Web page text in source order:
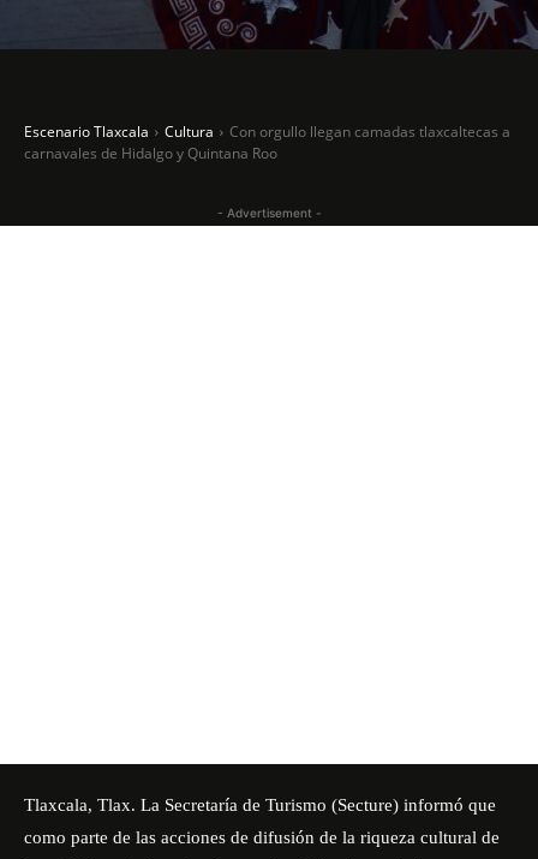
Escenario Tlaxcala Cultura
Con orgullo llegan camadas tlaxcaltecas a
carnavales de Hidalgo y Quintana Roo
- Advertisement -
Tlaxcala, Tlax. La Secretaría de Turismo (Secture) informó que
como parte de las acciones de difusión de la riqueza cultural de